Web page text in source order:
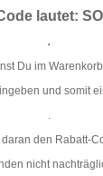
lautet:
.
Du im
und somit
.
daran den Rabatt-
nicht